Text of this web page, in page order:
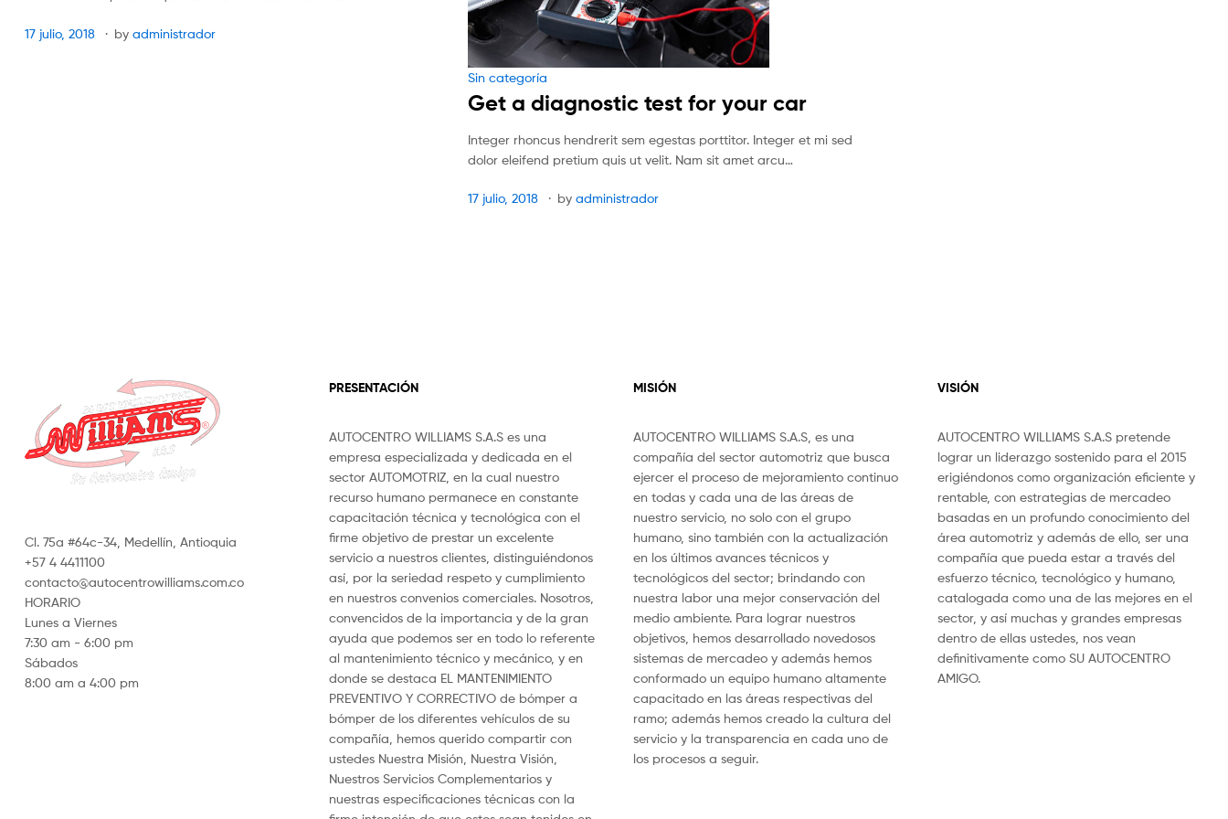
17 julio, 2018 by administrador
Categories
Sin categoría
Get a diagnostic test for your car
Integer rhoncus hendrerit sem egestas porttitor. Integer et mi sed
dolor eleifend pretium quis ut velit. Nam sit amet arcu…
17 julio, 2018 by administrador
Cl. 75a #64c-34, Medellín, Antioquia
+57 4 4411100
contacto@autocentrowilliams.com.co
HORARIO
Lunes a Viernes
7:30 am - 6:00 pm
Sábados
8:00 am a 4:00 pm
PRESENTACIÓN
AUTOCENTRO WILLIAMS S.A.S es una
empresa especializada y dedicada en el
sector AUTOMOTRIZ, en la cual nuestro
recurso humano permanece en constante
capacitación técnica y tecnológica con el
firme objetivo de prestar un excelente
servicio a nuestros clientes, distinguiéndonos
así, por la seriedad respeto y cumplimiento
en nuestros convenios comerciales. Nosotros,
convencidos de la importancia y de la gran
ayuda que podemos ser en todo lo referente
al mantenimiento técnico y mecánico, y en
donde se destaca EL MANTENIMIENTO
PREVENTIVO Y CORRECTIVO de bómper a
bómper de los diferentes vehículos de su
compañía, hemos querido compartir con
ustedes Nuestra Misión, Nuestra Visión,
Nuestros Servicios Complementarios y
nuestras especificaciones técnicas con la
MISIÓN
AUTOCENTRO WILLIAMS S.A.S, es una
compañía del sector automotriz que busca
ejercer el proceso de mejoramiento continuo
en todas y cada una de las áreas de
nuestro servicio, no solo con el grupo
humano, sino también con la actualización
en los últimos avances técnicos y
tecnológicos del sector; brindando con
nuestra labor una mejor conservación del
medio ambiente. Para lograr nuestros
objetivos, hemos desarrollado novedosos
sistemas de mercadeo y además hemos
conformado un equipo humano altamente
capacitado en las áreas respectivas del
ramo; además hemos creado la cultura del
servicio y la transparencia en cada uno de
los procesos a seguir.
VISIÓN
AUTOCENTRO WILLIAMS S.A.S pretende
lograr un liderazgo sostenido para el 2015
erigiéndonos como organización eficiente y
rentable, con estrategias de mercadeo
basadas en un profundo conocimiento del
área automotriz y además de ello, ser una
compañía que pueda estar a través del
esfuerzo técnico, tecnológico y humano,
catalogada como una de las mejores en el
sector, y así muchas y grandes empresas
dentro de ellas ustedes, nos vean
definitivamente como SU AUTOCENTRO
AMIGO.